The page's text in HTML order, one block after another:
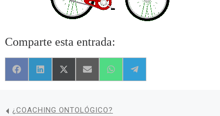
Comparte esta entrada:
Compartir en Facebook
Compartir en LinkedIn
Compartir en X (Twitter)
Compartir en Email
Compartir en WhatsApp
Compartir en Telegram
¿COACHING ONTOLÓGICO?